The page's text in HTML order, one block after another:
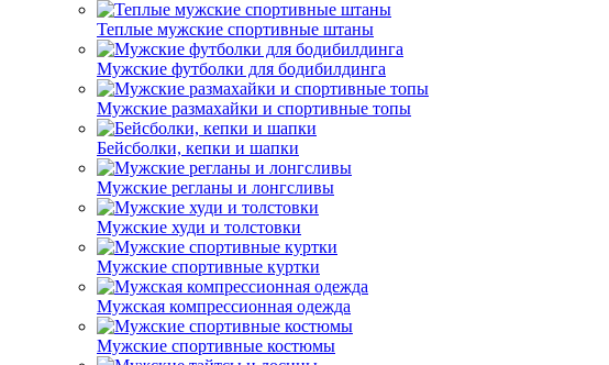
Теплые мужские спортивные штаны
Мужские футболки для бодибилдинга
Мужские размахайки и спортивные топы
Бейсболки, кепки и шапки
Мужские регланы и лонгсливы
Мужские худи и толстовки
Мужские спортивные куртки
Мужская компрессионная одежда
Мужские спортивные костюмы